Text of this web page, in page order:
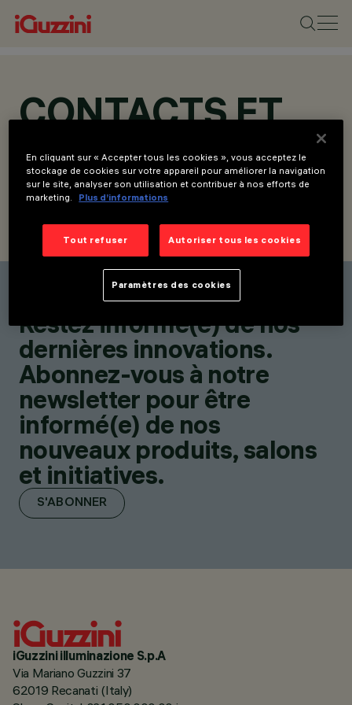
CONTACTS ET
ADRESSES
TROUVER UN CONTACT ENVOYER LA DEMANDE
Trouver un contact
Restez informé(e) de nos
dernières innovations.
Abonnez-vous à notre
newsletter pour être
informé(e) de nos
nouveaux produits, salons
et initiatives.
S'ABONNER
iGuzzini illuminazione S.p.A
Via Mariano Guzzini 37
62019 Recanati (Italy)
En cliquant sur « Accepter tous les cookies », vous acceptez le
stockage de cookies sur votre appareil pour améliorer la navigation
sur le site, analyser son utilisation et contribuer à nos efforts de
marketing.
Plus d’informations
Tout refuser Autoriser tous les cookies
Paramètres des cookies